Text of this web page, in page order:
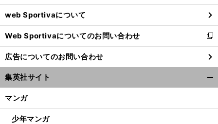
ウ
で
開
く
web Sportivaについて
Web Sportivaについてのお問い合わせ
新
し
い
ウ
ィ
ン
ウ
広告についてのお問い合わせ
集英社サイト
マンガ
少年マンガ